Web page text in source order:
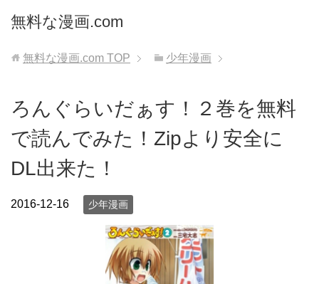
無料な漫画.com
無料な漫画.com TOP 少年漫画
ろんぐらいだぁす！２巻を無料
で読んでみた！Zipより安全に
DL出来た！
2016-12-16 少年漫画